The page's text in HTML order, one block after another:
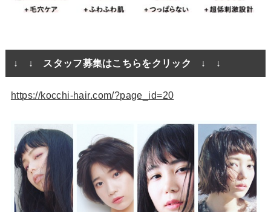
↓ ↓ スタッフ募集はこちらをクリック ↓ ↓
https://kocchi-hair.com/?page_id=20